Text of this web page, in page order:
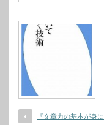
『文章力の基本が身に